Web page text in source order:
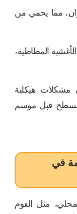
مما يحمي من
المطاطية،
مشكلات هيكلية
قبل موسم
في
مثل الفوم